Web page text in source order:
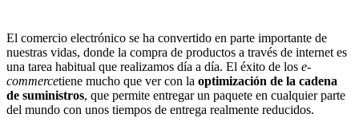
El comercio electrónico se ha convertido en parte importante de
nuestras vidas, donde la compra de productos a través de internet es
una tarea habitual que realizamos día a día. El éxito de los e-
commercetiene mucho que ver con la optimización de la cadena
de suministros, que permite entregar un paquete en cualquier parte
del mundo con unos tiempos de entrega realmente reducidos.